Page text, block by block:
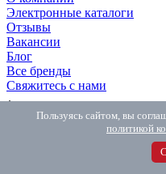
Электронные каталоги
Отзывы
Вакансии
Блог
Все бренды
Свяжитесь с нами
Адреса магазинов
Пользуясь сайтом, вы
политикой